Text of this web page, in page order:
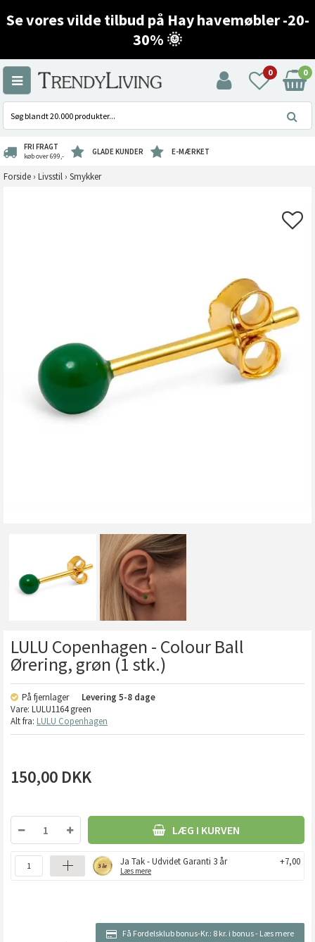
Se vores vilde tilbud på Hay havemøbler -20-
30% 🌞
0 0
FRI FRAGT
køb over 699,- GLADE KUNDER E-MÆRKET
Forside › Livsstil › Smykker
LULU Copenhagen - Colour Ball
Ørering, grøn (1 stk.)
På fjernlager Levering 5-8 dage
Vare: LULU1164 green
Alt fra: LULU Copenhagen
150,00 DKK
LÆG I KURVEN
Ja Tak - Udvidet Garanti 3 år
Læs mere
+7,00
Få Fordelsklub bonus-Kr.: 8 kr. i bonus- Læs mere